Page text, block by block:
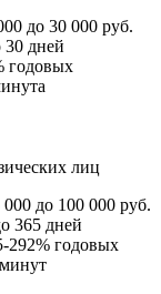
до 30 000 руб.
30 дней
годовых
лиц
000 до 100 000 руб.
365 дней
292% годовых